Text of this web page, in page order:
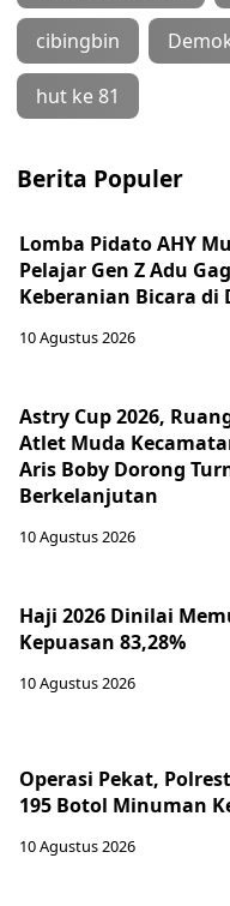
cibingbin
hut ke 81
Berita Populer
Lomba Pidato AHY
Pelajar Gen Z Adu
Keberanian Bicara di
10 Agustus 2026
Astry Cup 2026,
Atlet Muda
Aris Boby Dorong
Berkelanjutan
10 Agustus 2026
Haji 2026 Dinilai
Kepuasan 83,28%
10 Agustus 2026
Operasi Pekat,
195 Botol Minuman
10 Agustus 2026